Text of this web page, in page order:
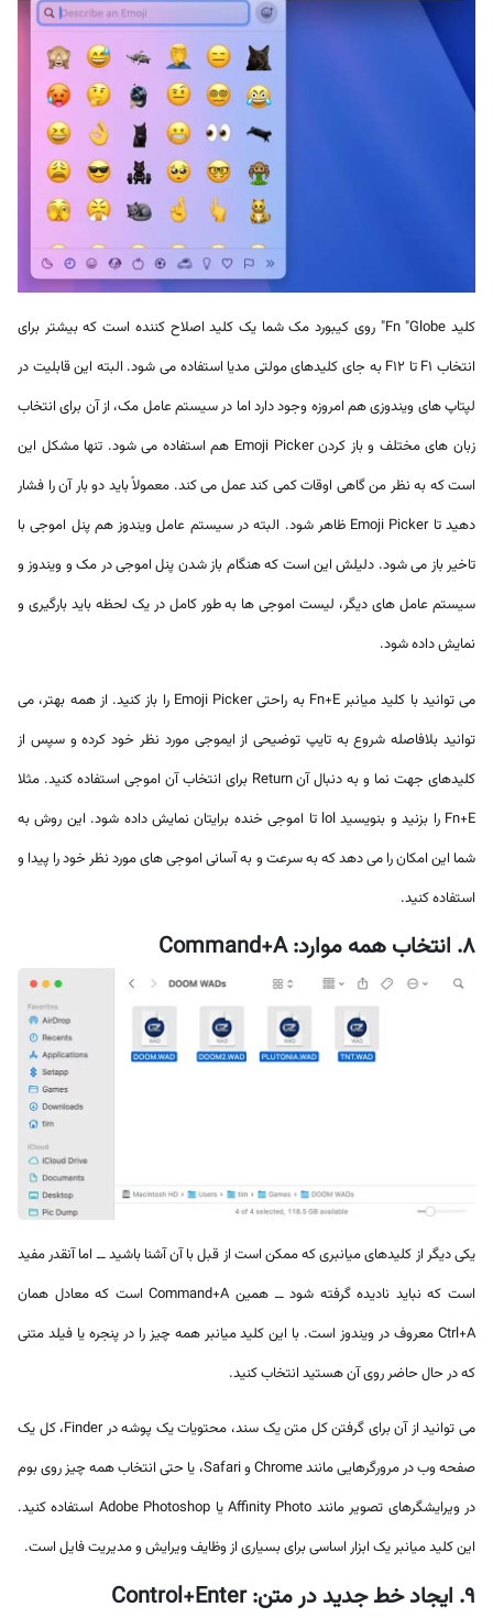
کلید Fn "Globe" روی کیبورد مک شما یک کلید اصلاح کننده است که بیشتر برای
انتخاب F1 تا F12 به جای کلیدهای مولتی مدیا استفاده می شود. البته این قابلیت در
لپتاپ های ویندوزی هم امروزه وجود دارد اما در سیستم عامل مک، از آن برای انتخاب
زبان های مختلف و باز کردن Emoji Picker هم استفاده می شود. تنها مشکل این
است که به نظر من گاهی اوقات کمی کند عمل می کند. معمولاً باید دو بار آن را فشار
دهید تا Emoji Picker ظاهر شود. البته در سیستم عامل ویندوز هم پنل اموجی با
تاخیر باز می شود. دلیلش این است که هنگام باز شدن پنل اموجی در مک و ویندوز و
سیستم عامل های دیگر، لیست اموجی ها به طور کامل در یک لحظه باید بارگیری و
نمایش داده شود.
می توانید با کلید میانبر Fn+E به راحتی Emoji Picker را باز کنید. از همه بهتر، می
توانید بلافاصله شروع به تایپ توضیحی از ایموجی مورد نظر خود کرده و سپس از
کلیدهای جهت نما و به دنبال آن Return برای انتخاب آن اموجی استفاده کنید. مثلا
Fn+E را بزنید و بنویسید lol تا اموجی خنده برایتان نمایش داده شود. این روش به
شما این امکان را می دهد که به سرعت و به آسانی اموجی های مورد نظر خود را پیدا و
استفاده کنید.
8. انتخاب همه موارد: Command+A
یکی دیگر از کلیدهای میانبری که ممکن است از قبل با آن آشنا باشید ــ اما آنقدر مفید
است که نباید نادیده گرفته شود ــ همین Command+A است که معادل همان
Ctrl+A معروف در ویندوز است. با این کلید میانبر همه چیز را در پنجره یا فیلد متنی
که در حال حاضر روی آن هستید انتخاب کنید.
می توانید از آن برای گرفتن کل متن یک سند، محتویات یک پوشه در Finder، کل یک
صفحه وب در مرورگرهایی مانند Chrome و Safari، یا حتی انتخاب همه چیز روی بوم
در ویرایشگرهای تصویر مانند Affinity Photo یا Adobe Photoshop استفاده کنید.
این کلید میانبر یک ابزار اساسی برای بسیاری از وظایف ویرایش و مدیریت فایل است.
9. ایجاد خط جدید در متن: Control+Enter